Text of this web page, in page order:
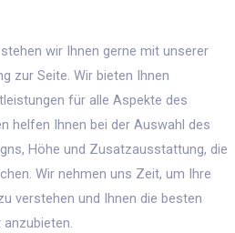
wir Ihnen gerne mit unserer
zur Seite. Wir bieten Ihnen
für alle Aspekte des
helfen Ihnen bei der Auswahl des
Höhe und Zusatzausstattung, die
Wir nehmen uns Zeit, um Ihre
verstehen und Ihnen die besten